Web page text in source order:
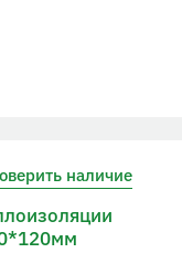
наличие